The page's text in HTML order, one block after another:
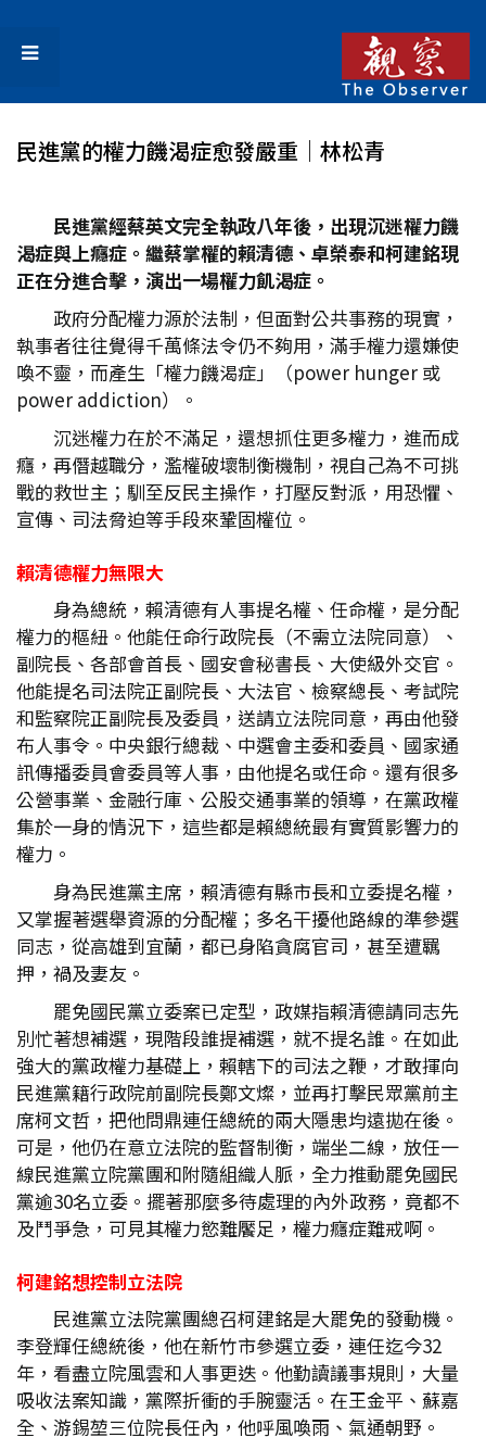
民進黨的權力饑渴症愈發嚴重│林松青
民進黨經蔡英文完全執政八年後，出現沉迷權力饑
渴症與上癮症。繼蔡掌權的賴清德、卓榮泰和柯建銘現
正在分進合擊，演出一場權力飢渴症。
政府分配權力源於法制，但面對公共事務的現實，
執事者往往覺得千萬條法令仍不夠用，滿手權力還嫌使
喚不靈，而產生「權力饑渴症」（power hunger 或
power addiction）。
沉迷權力在於不滿足，還想抓住更多權力，進而成
癮，再僭越職分，濫權破壞制衡機制，視自己為不可挑
戰的救世主；馴至反民主操作，打壓反對派，用恐懼、
宣傳、司法脅迫等手段來鞏固權位。
賴清德權力無限大
身為總統，賴清德有人事提名權、任命權，是分配
權力的樞紐。他能任命行政院長（不需立法院同意）、
副院長、各部會首長、國安會秘書長、大使級外交官。
他能提名司法院正副院長、大法官、檢察總長、考試院
和監察院正副院長及委員，送請立法院同意，再由他發
布人事令。中央銀行總裁、中選會主委和委員、國家通
訊傳播委員會委員等人事，由他提名或任命。還有很多
公營事業、金融行庫、公股交通事業的領導，在黨政權
集於一身的情況下，這些都是賴總統最有實質影響力的
權力。
身為民進黨主席，賴清德有縣市長和立委提名權，
又掌握著選舉資源的分配權；多名干擾他路線的準參選
同志，從高雄到宜蘭，都已身陷貪腐官司，甚至遭羈
押，禍及妻友。
罷免國民黨立委案已定型，政媒指賴清德請同志先
別忙著想補選，現階段誰提補選，就不提名誰。在如此
強大的黨政權力基礎上，賴轄下的司法之鞭，才敢揮向
民進黨籍行政院前副院長鄭文燦，並再打擊民眾黨前主
席柯文哲，把他問鼎連任總統的兩大隱患均遠拋在後。
可是，他仍在意立法院的監督制衡，端坐二線，放任一
線民進黨立院黨團和附隨組織人脈，全力推動罷免國民
黨逾30名立委。擺著那麼多待處理的內外政務，竟都不
及鬥爭急，可見其權力慾難饜足，權力癮症難戒啊。
柯建銘想控制立法院
民進黨立法院黨團總召柯建銘是大罷免的發動機。
李登輝任總統後，他在新竹市參選立委，連任迄今32
年，看盡立院風雲和人事更迭。他勤讀議事規則，大量
吸收法案知識，黨際折衝的手腕靈活。在王金平、蘇嘉
全、游錫堃三位院長任內，他呼風喚雨、氣通朝野。